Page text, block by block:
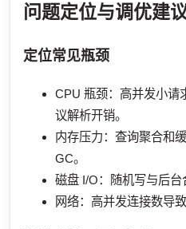
问题定位与调优建
定位常见瓶颈
CPU 瓶颈：高并发小请
议解析开销。
内存压力：查询聚合和
GC。
磁盘 I/O：随机写与后台
网络：高并发连接数导